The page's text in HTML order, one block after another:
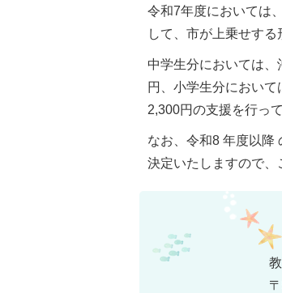
令和7年度においては
して、市が上乗せする
中学生分においては
円、小学生分におい
2,300円の支援を行っ
なお、令和8 年度以降
決定いたしますので、